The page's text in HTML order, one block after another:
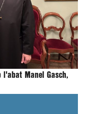
l'abat Manel Gasch,